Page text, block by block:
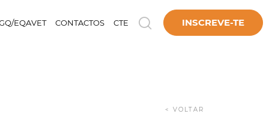
EQAVET CONTACTOS CTE INSCREVE-TE
< VOLTAR